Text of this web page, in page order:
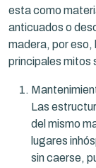
esta como
anticuados o
madera, por eso,
principales mitos
Las
del mismo
lugares
sin caerse,